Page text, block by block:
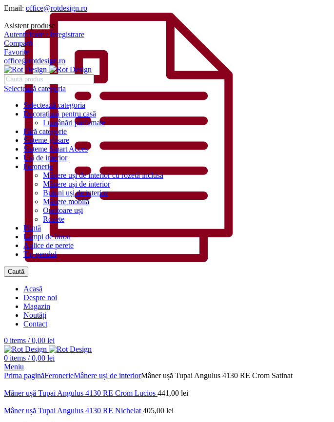
Email: office@rotdesign.ro
Asistent produse
Autentificare / Înregistrare
Compară
Favorite
office@rotdesign.ro
Selectează categoria
Selectează categoria
Decorațiuni pentru casă
Lumânări parfumate
Fără categorie
Sisteme glisare
Sisteme Smart Acces
Uși de interior
Feronerie
Mânere uși de interior cu rozetă inclusă
Mânere uși de interior
Butoni uși de interior
Mânere mobilă
Opritoare uși
Rozete
Plintă
Lămpi de birou
Aplice de perete
Tip pendul
Caută
Acasă
Despre noi
Magazin
Noutăți
Contact
0 items / 0,00 lei
0 items / 0,00 lei
Meniu
Prima paginăFeronerieMânere uși de interiorMâner ușă Tupai Angulus 4130 RE Crom Satinat
Mâner ușă Tupai Angulus 4130 RE Crom Lucios 441,00 lei
Mâner ușă Tupai Angulus 4130 RE Nichelat 405,00 lei